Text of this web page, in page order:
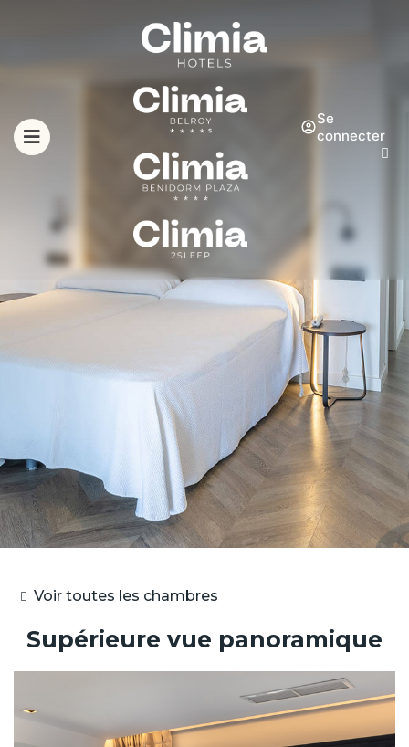
Se
connecter
Voir toutes les chambres
Supérieure vue panoramique